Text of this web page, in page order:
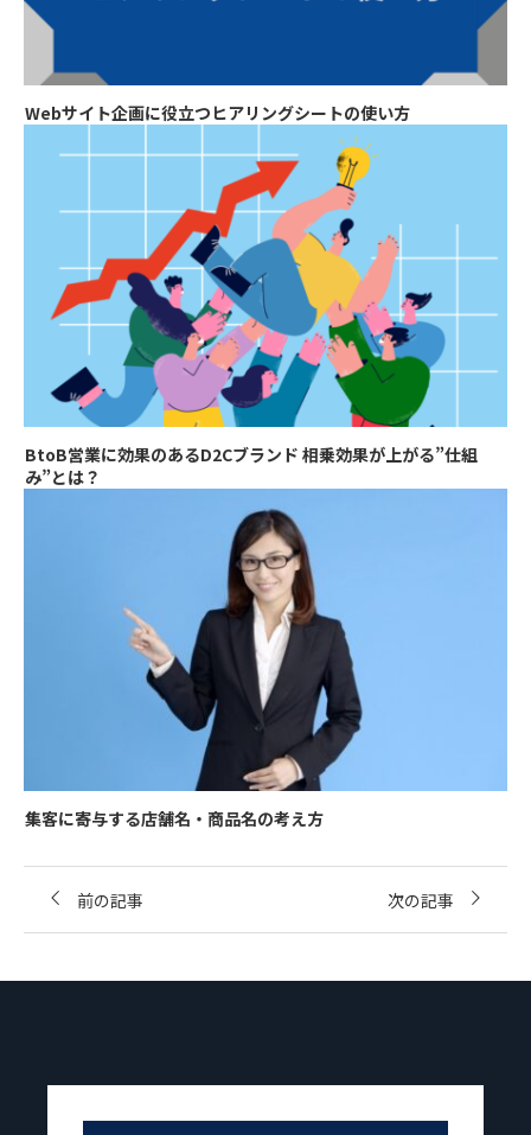
Webサイト企画に役立つヒアリングシートの使い方
BtoB営業に効果のあるD2Cブランド 相乗効果が上がる”仕組
み”とは？
集客に寄与する店舗名・商品名の考え方
前の記事 次の記事